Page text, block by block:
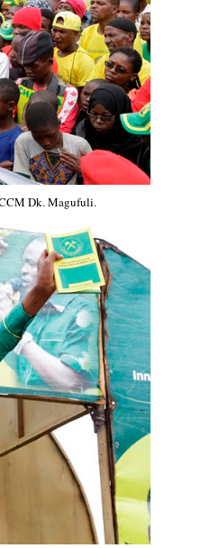
Dk. Magufuli.